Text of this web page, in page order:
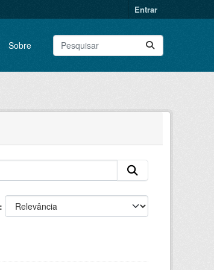
Entrar
Sobre